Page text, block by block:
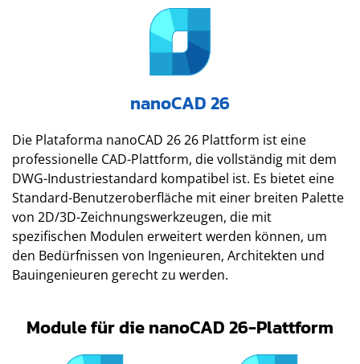
nanoCAD 26
Die Plataforma nanoCAD 26 26 Plattform ist eine
professionelle CAD-Plattform, die vollständig mit dem
DWG-Industriestandard kompatibel ist. Es bietet eine
Standard-Benutzeroberfläche mit einer breiten Palette
von 2D/3D-Zeichnungswerkzeugen, die mit
spezifischen Modulen erweitert werden können, um
den Bedürfnissen von Ingenieuren, Architekten und
Bauingenieuren gerecht zu werden.⁢
Module für die nanoCAD 26-Plattform